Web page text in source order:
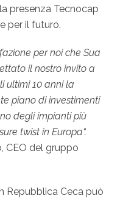
presenza Tecnocap
per il futuro.
per noi che Sua
il nostro invito a
ultimi 10 annila
piano di investimenti
degli impianti più
twist in Europa“.
CEO del gruppo
Repubblica Ceca può